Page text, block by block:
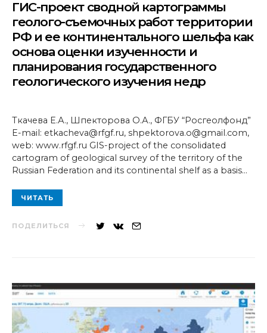
ГИС-проект сводной картограммы
геолого-съемочных работ территории
РФ и ее континентального шельфа как
основа оценки изученности и
планирования государственного
геологического изучения недр
Ткачева Е.А., Шпекторова О.А., ФГБУ “Росгеолфонд”
E-mail: etkacheva@rfgf.ru, shpektorova.o@gmail.com,
web: www.rfgf.ru GIS-project of the consolidated
cartogram of geological survey of the territory of the
Russian Federation and its continental shelf as a basis…
ЧИТАТЬ
ПОДЕЛИТЬСЯ